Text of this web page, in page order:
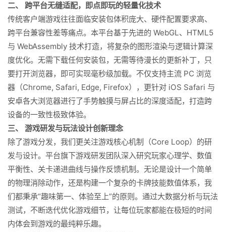
二、 跨平台无缝适配，即点即玩的轻量化技术
传统客户端游戏往往面临安装包体积庞大、硬件配置要求高、
跨平台兼容性差等痛点。本平台基于先进的 WebGL、HTML5
与 WebAssembly 技术打造，将复杂的图形渲染与逻辑计算深
度优化。无需下载任何安装包，无需等待漫长的更新补丁，只
要打开浏览器，即可实现毫秒级加载。不仅支持主流 PC 浏览
器（Chrome, Safari, Edge, Firefox），更针对 iOS Safari 与
安卓各大浏览器进行了手势触摸与屏占比的深度适配，打造跨
设备的一致性极致体验。
三、 游戏研发与玩法设计创新理念
除了游戏分发，我们更关注游戏核心机制（Core Loop）的研
发与设计。平台旗下游戏研发团队深入研究玩家心理学、数值
平衡性、关卡递进曲线与操作反馈机制。无论是设计一个简单
的物理消除动作，还是构建一个复杂的卡牌技能数值体系，我
们都秉承“趣味第一、体验至上”的原则。通过大数据分析与玩法
测试，不断迭代优化游戏细节，让每位玩家都能在极短的时间
内体会到游戏的最纯粹乐趣。